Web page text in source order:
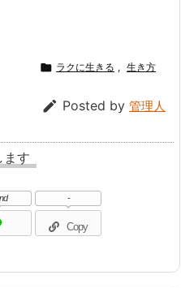
 ラクに生きる , 生き方
 Posted by 管理人
ます
Copy
-